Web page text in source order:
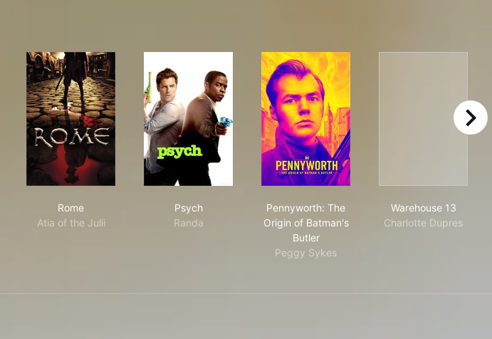
Rome
Atia of the Julii
Psych
Randa
Pennyworth: The
Origin of Batman's
Butler
Peggy Sykes
Warehouse 13
Charlotte Dupres
right